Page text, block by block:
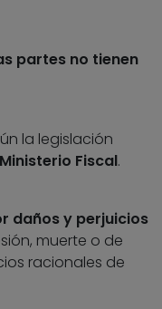
partes no tienen
la legislación
Fiscal.
daños y perjuicios
muerte o de
racionales de